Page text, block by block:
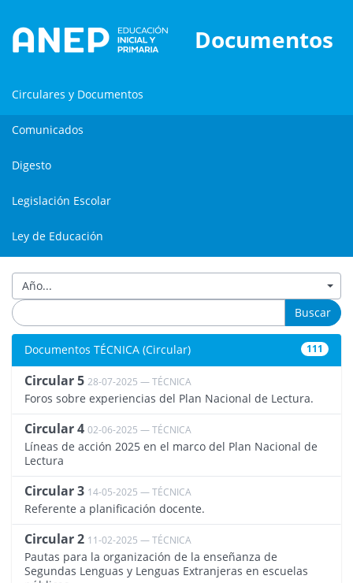
Documentos
Circulares y Documentos
Comunicados
Digesto
Legislación Escolar
Ley de Educación
Año...
Buscar
Documentos TÉCNICA (Circular) 111
Circular 5 28-07-2025 — TÉCNICA
Foros sobre experiencias del Plan Nacional de Lectura.
Circular 4 02-06-2025 — TÉCNICA
Líneas de acción 2025 en el marco del Plan Nacional de
Lectura
Circular 3 14-05-2025 — TÉCNICA
Referente a planificación docente.
Circular 2 11-02-2025 — TÉCNICA
Pautas para la organización de la enseñanza de
Segundas Lenguas y Lenguas Extranjeras en escuelas